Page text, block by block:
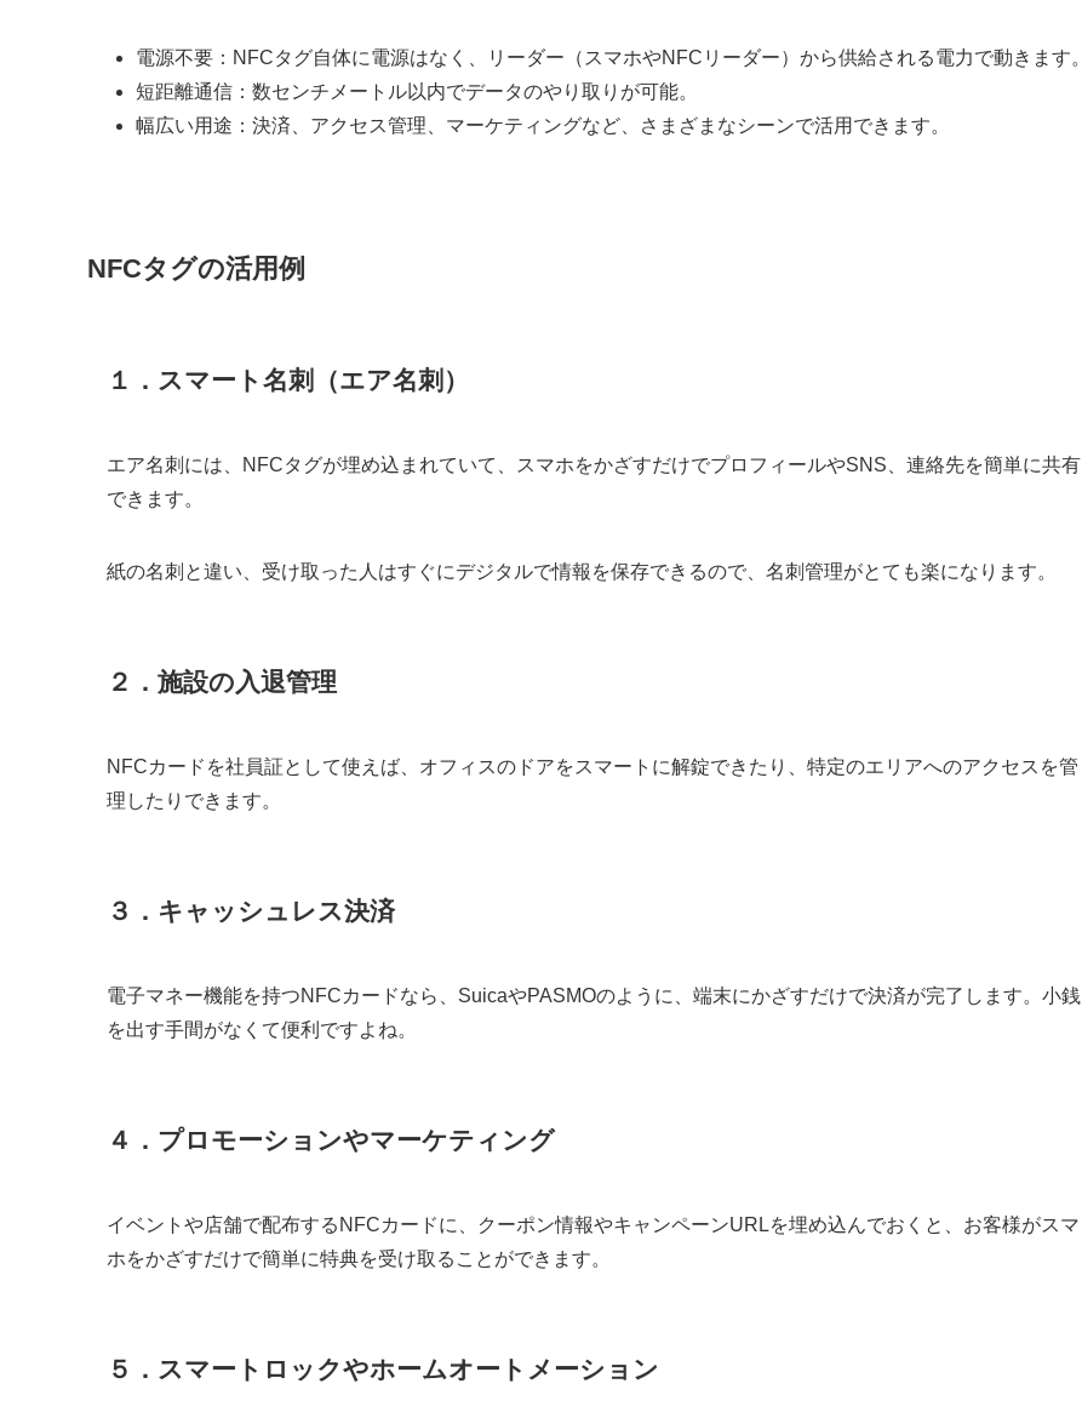
電源不要：NFCタグ自体に電源はなく、リーダー（スマホやNFCリーダー）から供給される電力で動きます。
短距離通信：数センチメートル以内でデータのやり取りが可能。
幅広い用途：決済、アクセス管理、マーケティングなど、さまざまなシーンで活用できます。
NFCタグの活用例
１．スマート名刺（エア名刺）
エア名刺には、NFCタグが埋め込まれていて、スマホをかざすだけでプロフィールやSNS、連絡先を簡単に共有
できます。
紙の名刺と違い、受け取った人はすぐにデジタルで情報を保存できるので、名刺管理がとても楽になります。
２．施設の入退管理
NFCカードを社員証として使えば、オフィスのドアをスマートに解錠できたり、特定のエリアへのアクセスを管
理したりできます。
３．キャッシュレス決済
電子マネー機能を持つNFCカードなら、SuicaやPASMOのように、端末にかざすだけで決済が完了します。小銭
を出す手間がなくて便利ですよね。
４．プロモーションやマーケティング
イベントや店舗で配布するNFCカードに、クーポン情報やキャンペーンURLを埋め込んでおくと、お客様がスマ
ホをかざすだけで簡単に特典を受け取ることができます。
５．スマートロックやホームオートメーション